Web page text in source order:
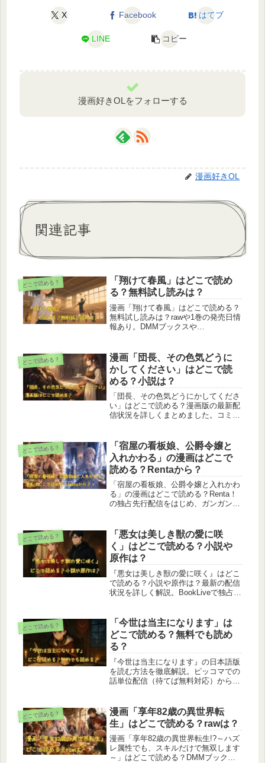
X Facebook はてブ
LINE コピー
漫画好きOLをフォローする
漫画好きOL
関連記事
どこで読める？
「翔けて春風」はどこで読め
る？無料試し読みは？
漫画「翔けて春風」はどこで読める？
無料試し読みは？rawや1巻の発売日情
報あり。DMMブックスや
の配信状況を最新情報で詳しくまとめ
ました。単行本1巻の発売日や、連
載・分冊版で読む方法、raw（違法）
サイトがNGな理由も解説。安全に読
む方法を探している方は必見です。
どこで読める？
漫画「団長、その色気どうに
かしてください」はどこで読
める？小説は？
「団長、その色気どうにかしてくださ
い」はどこで読める？漫画版の最新配
信状況を詳しくまとめました。コミッ
んが王国、ピッコマ、Amazon Kindle
など主要な電子書籍サイトで読めるか
をわかりやすく整理。あわせて、作品
のあらすじや登場人物、ネタバレ要
素、原作小説も紹介しているので、購
入前に内容を知りたい方にも役立つ記
事です。
どこで読める？
「宿屋の看板娘、公爵令嬢と
入れかわる」の漫画はどこで
読める？Rentaから？
「宿屋の看板娘、公爵令嬢と入れかわ
る」の漫画はどこで読める？Renta！
の独占先行配信をはじめ、ガンガン
める小説家になろう・カクヨムの情報
や、あらすじ、見どころ、登場人物ま
でわかりやすく解説します。
どこで読める？
「悪女は美しき獣の愛に咲
く」はどこで読める？小説や
原作は？
『悪女は美しき獣の愛に咲く』はどこ
で読める？小説や原作は？最新の配信
状況を詳しく解説。BookLiveで独占先
で登場。公式サイトCOMICポラリス
では期間限定の無料試し読みも可能。
DMMブックスやコミックシーモアで
は未配信のため、確実に読むなら
BookLiveがおすすめです。
どこで読める？
「今世は当主になります」は
どこで読める？無料でも読め
る？
『今世は当主になります』の日本語版
を読む方法を徹底解説。ピッコマでの
話単位配信（待てば無料対応）から、
楽天Koboなど主要電子書店での単行
本購入まで最新情報を網羅。読み放題
サービス対応状況や、原作小説版の配
信先もあわせて紹介し、あなたに最適
な読み方を提案します。
どこで読める？
漫画「享年82歳の異世界転
生」はどこで読める？rawは？
漫画「享年82歳の異世界転生!?～ハズ
レ属性でも、スキルだけで無双します
～」はどこで読める？DMMブック